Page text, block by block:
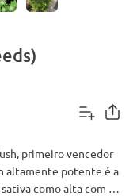
primeiro vencedor
altamente potente é a
como alta com um